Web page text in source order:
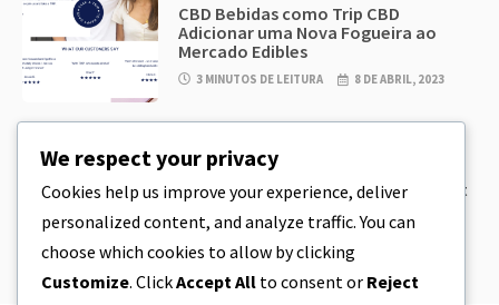
CBD Bebidas como Trip CBD
Adicionar uma Nova Fogueira ao
Mercado Edibles
3 MINUTOS DE LEITURA 8 DE ABRIL, 2023
CBD EDIBLES
CBD Cookie Dough & Incrivelmente
simples CBD Edibles You Can Make at
Home
5 MINUTOS DE LEITURA
We respect your privacy
Cookies help us improve your experience, deliver
personalized content, and analyze traffic. You can
choose which cookies to allow by clicking
Customize. ClickAccept All to consent or Reject